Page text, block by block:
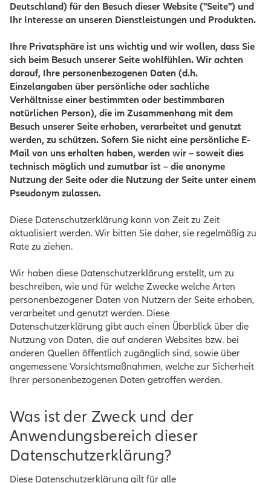
Deutschland) für den Besuch dieser Website ("Seite") und
Ihr Interesse an unseren Dienstleistungen und Produkten.
Ihre Privatsphäre ist uns wichtig und wir wollen, dass Sie
sich beim Besuch unserer Seite wohlfühlen. Wir achten
darauf, Ihre personenbezogenen Daten (d.h.
Einzelangaben über persönliche oder sachliche
Verhältnisse einer bestimmten oder bestimmbaren
natürlichen Person), die im Zusammenhang mit dem
Besuch unserer Seite erhoben, verarbeitet und genutzt
werden, zu schützen. Sofern Sie nicht eine persönliche E-
Mail von uns erhalten haben, werden wir – soweit dies
technisch möglich und zumutbar ist – die anonyme
Nutzung der Seite oder die Nutzung der Seite unter einem
Pseudonym zulassen.
Diese Datenschutzerklärung kann von Zeit zu Zeit
aktualisiert werden. Wir bitten Sie daher, sie regelmäßig zu
Rate zu ziehen.
Wir haben diese Datenschutzerklärung erstellt, um zu
beschreiben, wie und für welche Zwecke welche Arten
personenbezogener Daten von Nutzern der Seite erhoben,
verarbeitet und genutzt werden. Diese
Datenschutzerklärung gibt auch einen Überblick über die
Nutzung von Daten, die auf anderen Websites bzw. bei
anderen Quellen öffentlich zugänglich sind, sowie über
angemessene Vorsichtsmaßnahmen, welche zur Sicherheit
Ihrer personenbezogenen Daten getroffen werden.
Was ist der Zweck und der
Anwendungsbereich dieser
Datenschutzerklärung?
Diese Datenschutzerklärung gilt für alle